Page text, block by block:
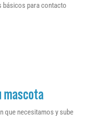
básicos para contacto
mascota
que necesitamos y sube